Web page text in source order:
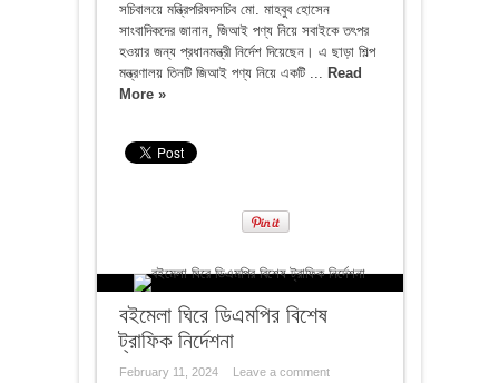
সচিবালয়ে মন্ত্রিপরিষদসচিব মো. মাহবুব হোসেন
সাংবাদিকদের জানান, জিআই পণ্য নিয়ে সবাইকে তৎপর
হওয়ার জন্য প্রধানমন্ত্রী নির্দেশ দিয়েছেন। এ ছাড়া শিল্প
মন্ত্রণালয় তিনটি জিআই পণ্য নিয়ে একটি ... Read
More »
বইমেলা ঘিরে ডিএমপির বিশেষ
ট্রাফিক নির্দেশনা
February 11, 2024 Leave a comment